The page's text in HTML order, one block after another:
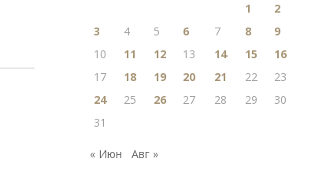
1
2
3
4 5 6 7 8
9
10
11 12 13 14 15
16
17
18 19 20 21 22
23
24
25 26 27 28 29
30
31
« Июн Авг »